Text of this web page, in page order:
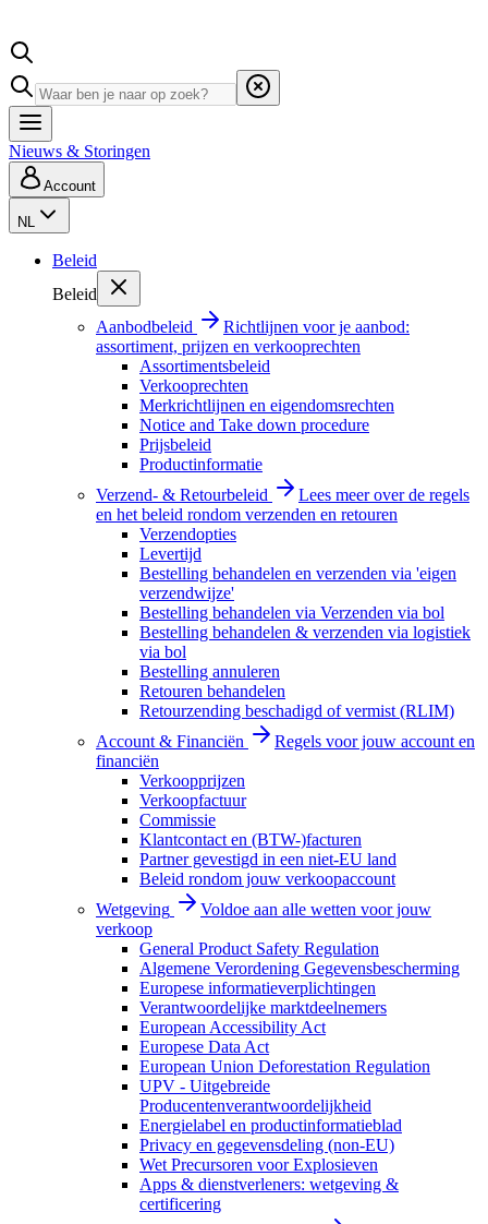
Nieuws & Storingen
Account
NL
Beleid
Beleid
Aanbodbeleid
Richtlijnen voor je aanbod:
assortiment, prijzen en verkooprechten
Assortimentsbeleid
Verkooprechten
Merkrichtlijnen en eigendomsrechten
Notice and Take down procedure
Prijsbeleid
Productinformatie
Verzend- & Retourbeleid
Lees meer over de regels
en het beleid rondom verzenden en retouren
Verzendopties
Levertijd
Bestelling behandelen en verzenden via 'eigen
verzendwijze'
Bestelling behandelen via Verzenden via bol
Bestelling behandelen & verzenden via logistiek
via bol
Bestelling annuleren
Retouren behandelen
Retourzending beschadigd of vermist (RLIM)
Account & Financiën
Regels voor jouw account en
financiën
Verkoopprijzen
Verkoopfactuur
Commissie
Klantcontact en (BTW-)facturen
Partner gevestigd in een niet-EU land
Beleid rondom jouw verkoopaccount
Wetgeving
Voldoe aan alle wetten voor jouw
verkoop
General Product Safety Regulation
Algemene Verordening Gegevensbescherming
Europese informatieverplichtingen
Verantwoordelijke marktdeelnemers
European Accessibility Act
Europese Data Act
European Union Deforestation Regulation
UPV - Uitgebreide
Producentenverantwoordelijkheid
Energielabel en productinformatieblad
Privacy en gegevensdeling (non-EU)
Wet Precursoren voor Explosieven
Apps & dienstverleners: wetgeving &
certificering